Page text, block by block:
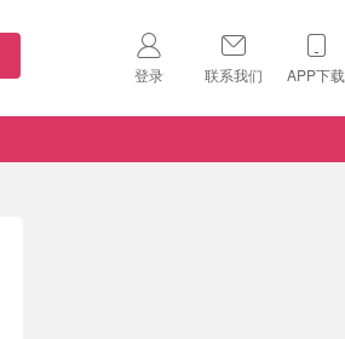
登录 联系我们 APP下载
🇺🇸